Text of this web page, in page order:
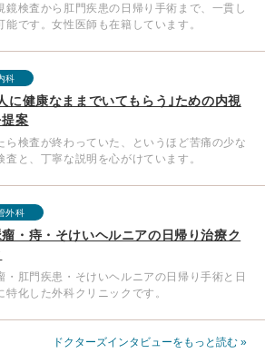
鏡検査から肛門疾患の日帰り手術まで、一貫し
能です。女性医師も在籍しています。
科
に健康なままでいてもらう｣ための内視
案
ら検査が終わっていた、というほど苦痛の少な
査と、丁寧な説明を心がけています。
外科
・痔・そけいヘルニアの日帰り治療ク
・肛門疾患・そけいヘルニアの日帰り手術と日
特化した外科クリニックです。
ドクターズインタビューをもっと読む »